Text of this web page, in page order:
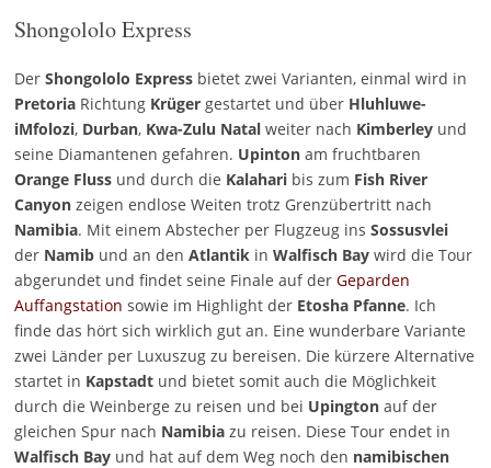
Shongololo Express
Der Shongololo Expressbietet zwei Varianten, einmal wird in
PretoriaRichtung Krügergestartet und über Hluhluwe-
iMfolozi, Durban, Kwa-Zulu Natal weiter nach Kimberleyund
seine Diamantenen gefahren. Upintonam fruchtbaren
Orange Flussund durch die Kalaharibis zum Fish River
Canyonzeigen endlose Weiten trotz Grenzübertritt nach
Namibia. Mit einem Abstecher per Flugzeug ins Sossusvlei
der Namibund an den Atlantikin Walfisch Bay wird die Tour
abgerundet und findet seine Finale auf der Geparden
Auffangstation sowie im Highlight der Etosha Pfanne. Ich
finde das hört sich wirklich gut an. Eine wunderbare Variante
zwei Länder per Luxuszug zu bereisen. Die kürzere Alternative
startet in Kapstadtund bietet somit auch die Möglichkeit
durch die Weinberge zu reisen und bei Upingtonauf der
gleichen Spur nach Namibiazu reisen. Diese Tour endet in
Walfisch Bayund hat auf dem Weg noch den namibischen